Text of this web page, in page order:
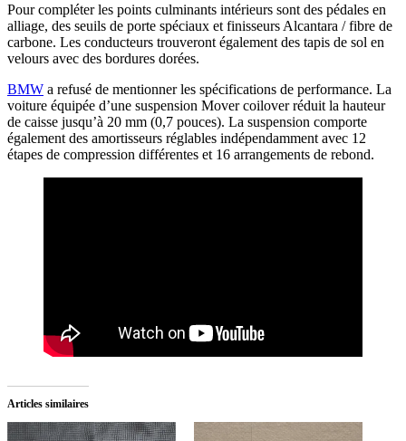
Pour compléter les points culminants intérieurs sont des pédales en
alliage, des seuils de porte spéciaux et finisseurs Alcantara / fibre de
carbone. Les conducteurs trouveront également des tapis de sol en
velours avec des bordures dorées.
BMW a refusé de mentionner les spécifications de performance. La
voiture équipée d’une suspension Mover coilover réduit la hauteur
de caisse jusqu’à 20 mm (0,7 pouces). La suspension comporte
également des amortisseurs réglables indépendamment avec 12
étapes de compression différentes et 16 arrangements de rebond.
Articles similaires